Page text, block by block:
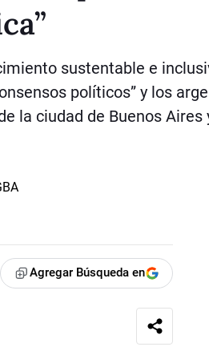
sustentable e
políticos” y los
la ciudad de Buenos Aires
Agregar Búsqueda en